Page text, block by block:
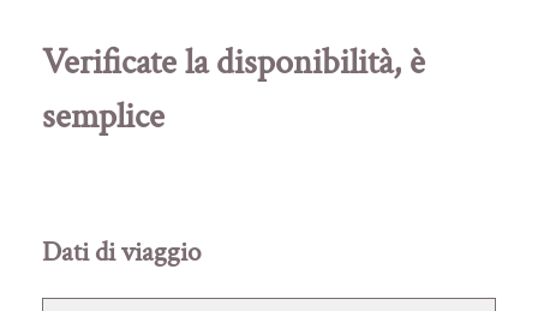
Verificate la disponibilità, è
semplice
Dati di viaggio